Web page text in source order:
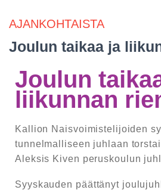
AJANKOHTAISTA
Joulun taikaa ja
Joulun
liikunnan
Kallion Naisvoimistelijoiden
tunnelmalliseen juhlaan
Aleksis Kiven peruskoulun
Syyskauden päättänyt